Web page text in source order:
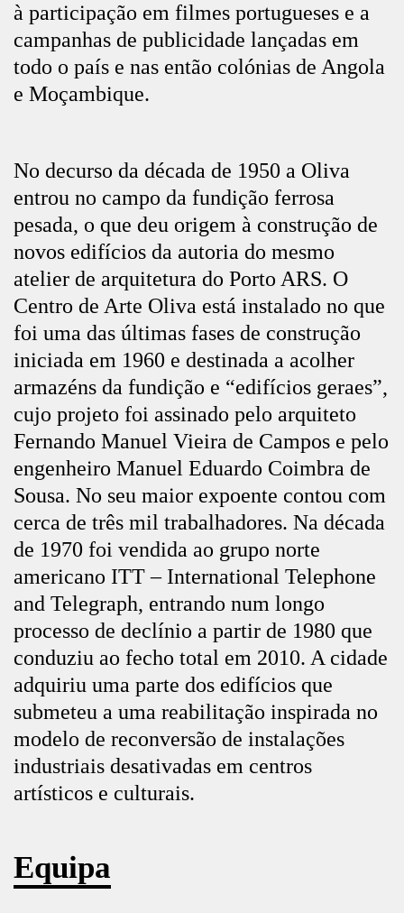
à participação em filmes portugueses e a
campanhas de publicidade lançadas em
todo o país e nas então colónias de Angola
e Moçambique.
No decurso da década de 1950 a Oliva
entrou no campo da fundição ferrosa
pesada, o que deu origem à construção de
novos edifícios da autoria do mesmo
atelier de arquitetura do Porto ARS. O
Centro de Arte Oliva está instalado no que
foi uma das últimas fases de construção
iniciada em 1960 e destinada a acolher
armazéns da fundição e “edifícios geraes”,
cujo projeto foi assinado pelo arquiteto
Fernando Manuel Vieira de Campos e pelo
engenheiro Manuel Eduardo Coimbra de
Sousa. No seu maior expoente contou com
cerca de três mil trabalhadores. Na década
de 1970 foi vendida ao grupo norte
americano ITT – International Telephone
and Telegraph, entrando num longo
processo de declínio a partir de 1980 que
conduziu ao fecho total em 2010. A cidade
adquiriu uma parte dos edifícios que
submeteu a uma reabilitação inspirada no
modelo de reconversão de instalações
industriais desativadas em centros
artísticos e culturais.
Equipa